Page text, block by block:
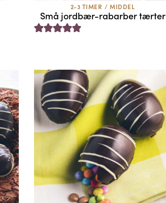
2-3 TIMER /MIDDEL
Små jordbær-rabarber tærter